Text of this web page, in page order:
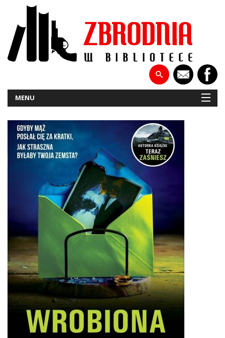
MENU
NOWOŚCI
PATRONATY
WYWIADY
RECENZJE
DO CZYTANIA
NA EKRANIE
KONTAKT